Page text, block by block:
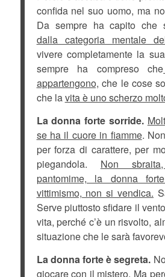
confida nel suo uomo, ma
Da sempre ha capito che
dalla categoria mentale
vivere completamente la
sempre ha compreso che
appartengono, che le cose
che lavita è uno scherzo
La donna forte sorride.
se ha il cuore in fiamme.
per forza di carattere, per
piegandola. Non
pantomime, la donna
vittimismo, non si vendica.
Serve piuttosto sfidare il
vita, perché c’è un risvolto,
situazione che le sarà
La donna forte è segreta.
giocare con il mistero. Ma